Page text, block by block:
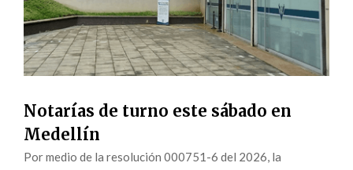
Notarías de turno este sábado en
Medellín
Por medio de la resolución 000751-6 del 2026, la